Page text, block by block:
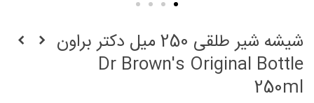
شیشه شیر طلقی 250 میل دکتر براون
Dr Brown's Original Bottle
250ml